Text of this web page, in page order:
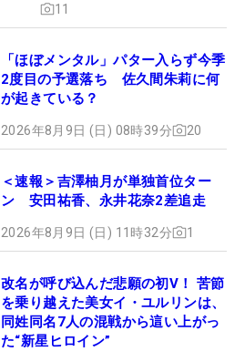
11
「ほぼメンタル」パター入らず今季
2度目の予選落ち 佐久間朱莉に何
が起きている？
2026年8月9日 (日) 08時39分 20
＜速報＞吉澤柚月が単独首位ター
ン 安田祐香、永井花奈2差追走
2026年8月9日 (日) 11時32分 1
改名が呼び込んだ悲願の初V！ 苦節
を乗り越えた美女イ・ユルリンは、
同姓同名7人の混戦から這い上がっ
た“新星ヒロイン”